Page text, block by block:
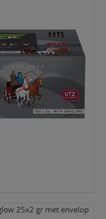
25x2 gr met envelop